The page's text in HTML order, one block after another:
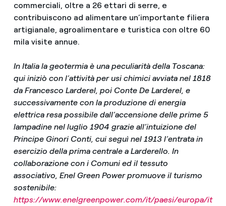
commerciali, oltre a 26 ettari di serre, e
contribuiscono ad alimentare un’importante filiera
artigianale, agroalimentare e turistica con oltre 60
mila visite annue.
In Italia la geotermia è una peculiarità della Toscana:
qui iniziò con l’attività per usi chimici avviata nel 1818
da Francesco Larderel, poi Conte De Larderel, e
successivamente con la produzione di energia
elettrica resa possibile dall’accensione delle prime 5
lampadine nel luglio 1904 grazie all’intuizione del
Principe Ginori Conti, cui seguì nel 1913 l’entrata in
esercizio della prima centrale a Larderello. In
collaborazione con i Comuni ed il tessuto
associativo, Enel Green Power promuove il turismo
sostenibile:
https://www.enelgreenpower.com/it/paesi/europa/it